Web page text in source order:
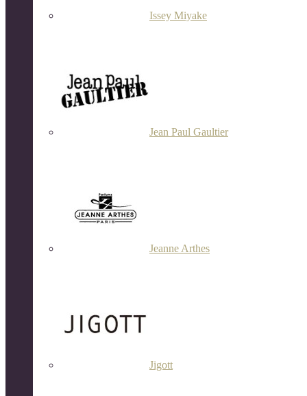
Issey Miyake
Jean Paul Gaultier
Jeanne Arthes
Jigott